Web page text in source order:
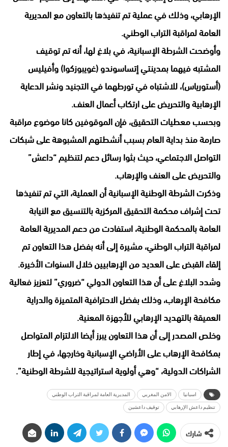
الإرهابي، وذلك في عملية تم تنفيذها بالتعاون مع المديرية
العامة لمراقبة التراب الوطني.
وأوضحت الشرطة الإسبانية، في بلاغ لها، أنه تم توقيف
المشتبه فيهما بمدينتي إتساسوندو (غويبوزكوا) وأفيليس
(أستورياس)، للاشتباه في تورطهما في التجنيد ونشر الدعاية
الإرهابية والتحريض على ارتكاب أعمال العنف.
وبحسب معطيات التحقيق، فإن الموقوفين كانا موضوع مراقبة
صارمة منذ بداية العام بسبب أنشطتهم المشبوهة على شبكات
التواصل الاجتماعي، حيث بثوا رسائل دعم لتنظيم “داعش”
والتحريض على العنف والإرهاب.
وذكرت الشرطة الوطنية الإسبانية أن العملية، التي تم تنفيذها
تحت إشراف محكمة التحقيق المركزية بالتنسيق مع النيابة
العامة بالمحكمة الوطنية، استفادت من دعم المديرية العامة
لمراقبة التراب الوطني، مشيرة إلى أنه بفضل هذا التعاون تم
إلقاء القبض على العديد من الإرهابيين خلال السنوات الأخيرة.
وشدد البلاغ على أن هذا التعاون الدولي “ضروري” لتعزيز فعالية
مكافحة الإرهاب، وذلك بفضل الاحترافية المتميزة والدراية
العميقة بالتهديد الإرهابي للأجهزة المعنية.
وخلص المصدر إلى أن هذا التعاون يبرز أيضا الالتزام المتواصل
بمكافحة الإرهاب على الأراضي الإسبانية وخارجها، في إطار
الشراكات الدولية، “وهي أولوية استراتيجية للشرطة الوطنية”.
اسبانيا الامن المغربي المديرية العامة لمراقبة التراب الوطني
تنظيم داعش الإرهابي توقيف داعشين
شارك